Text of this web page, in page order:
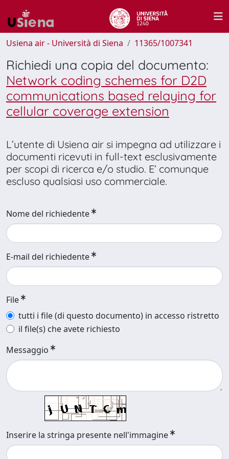
Usiena air - Università di Siena 11365/1007341
Richiedi una copia del documento:
Network coding schemes for D2D
communications based relaying for
cellular coverage extension
L’utente di Usiena air si impegna ad utilizzare i
documenti ricevuti in full-text esclusivamente
per scopi di ricerca e/o studio. E’ comunque
escluso qualsiasi uso commerciale.
Nome del richiedente
E-mail del richiedente
File
tutti i file (di questo documento) in accesso ristretto
il file(s) che avete richiesto
Messaggio
Inserire la stringa presente nell'immagine